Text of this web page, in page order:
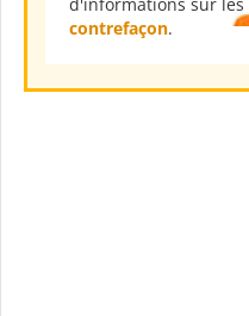
d'informations sur les
contrefaçon.